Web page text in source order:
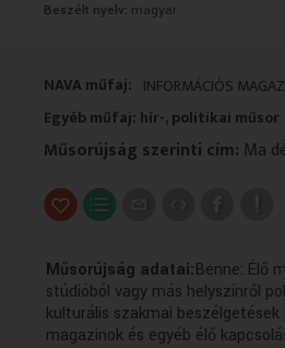
Beszélt nyelv: magyar
NAVA műfaj: INFORMÁCIÓS
Egyéb műfaj: hír-, politikai műsor
Műsorújság szerinti cím: Ma
Műsorújság adatai:Benne: Élő
stúdióból vagy más helyszínről
kulturális szakmai
magazinok és egyéb élő